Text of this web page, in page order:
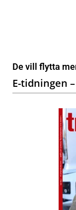
De vill flytta
E-tidningen